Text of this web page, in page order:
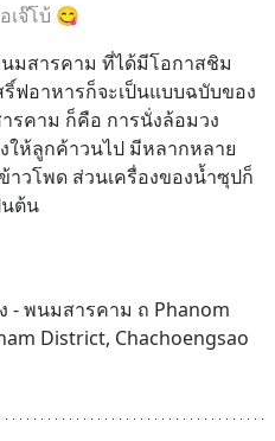
เจ๊โบ้ 😋
มสารคาม ที่ได้มีโอกาสชิม
ฟอาหารก็จะเป็นแบบฉบับของ
คาม ก็คือ การนั่งล้อมวง
ห้ลูกค้าวนไป มีหลากหลาย
วโพด ส่วนเครื่องของน้ำซุปก็
นต้น
- พนมสารคาม ถ Phanom
District, Chachoengsao